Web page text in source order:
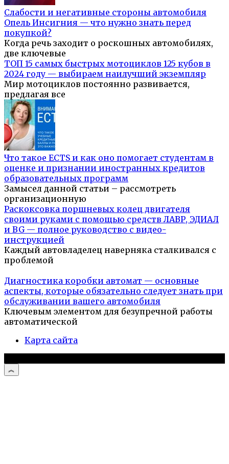
Слабости и негативные стороны автомобиля
Опель Инсигния — что нужно знать перед
покупкой?
Когда речь заходит о роскошных автомобилях,
две ключевые
ТОП 15 самых быстрых мотоциклов 125 кубов в
2024 году — выбираем наилучший экземпляр
Мир мотоциклов постоянно развивается,
предлагая все
Что такое ECTS и как оно помогает студентам в
оценке и признании иностранных кредитов
образовательных программ
Замысел данной статьи – рассмотреть
организационную
Раскоксовка поршневых колец двигателя
своими руками с помощью средств ЛАВР, ЭДИАЛ
и BG — полное руководство с видео-
инструкцией
Каждый автовладелец наверняка сталкивался с
проблемой
Диагностика коробки автомат — основные
аспекты, которые обязательно следует знать при
обслуживании вашего автомобиля
Ключевым элементом для безупречной работы
автоматической
Карта сайта